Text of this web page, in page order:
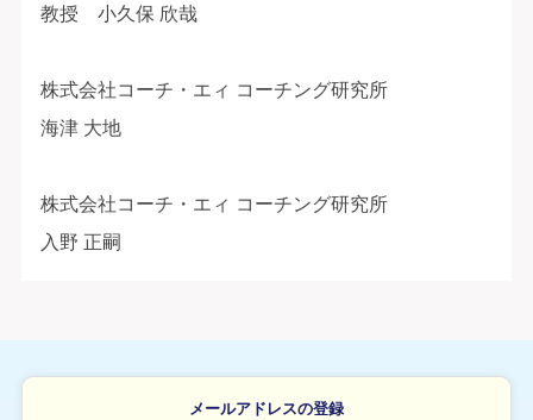
教授 小久保 欣哉
株式会社コーチ・エィ コーチング研究所
海津 大地
株式会社コーチ・エィ コーチング研究所
入野 正嗣
メールアドレスの登録